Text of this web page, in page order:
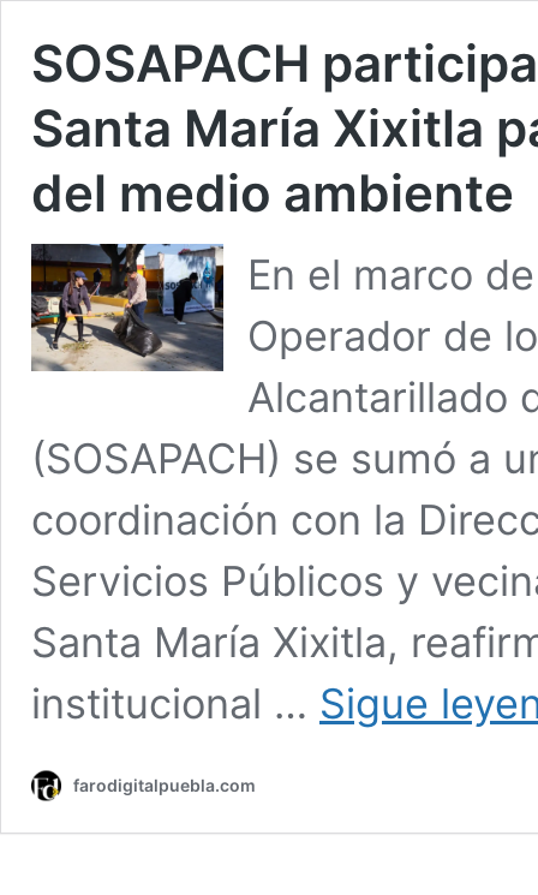
SOSAPACH
Santa María Xixitla
del medio ambiente
En el marco
Operador de
Alcantarillado
(SOSAPACH) se sumó a
coordinación con la
Servicios Públicos y
Santa María Xixitla,
institucional … Sigue
farodigitalpuebla.com